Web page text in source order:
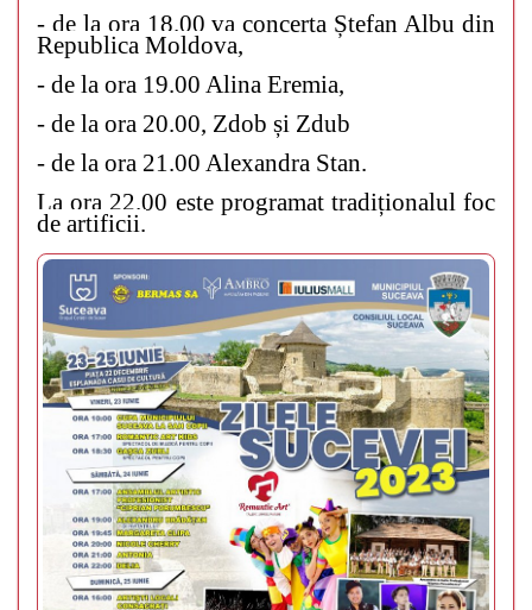
- de la ora 18.00 va concerta Ștefan Albu din
Republica Moldova,
- de la ora 19.00 Alina Eremia,
- de la ora 20.00, Zdob și Zdub
- de la ora 21.00 Alexandra Stan.
La ora 22.00 este programat tradiționalul foc
de artificii.